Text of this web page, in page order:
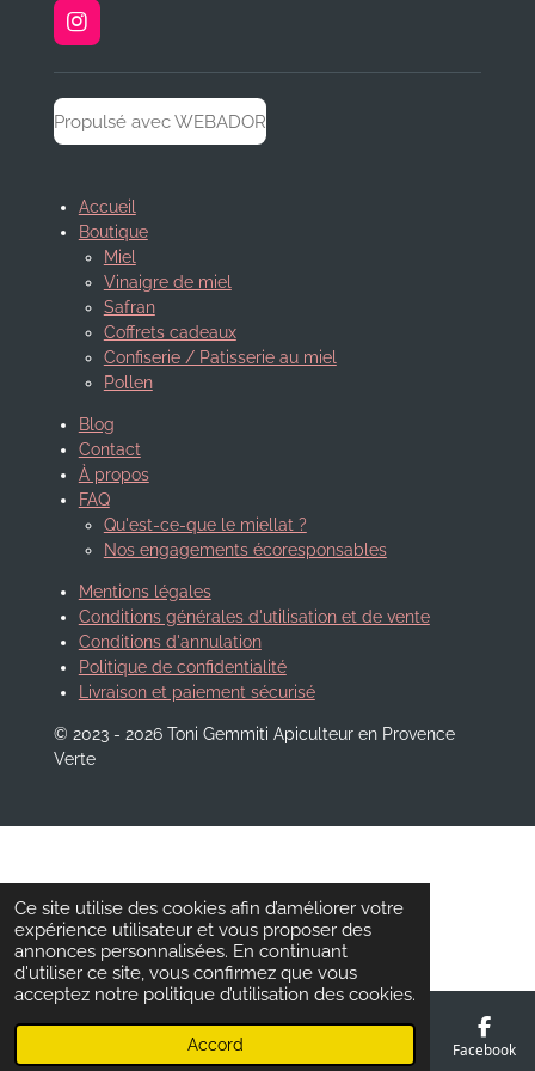
Ce site utilise des cookies afin d’améliorer votre
expérience utilisateur et vous proposer des
annonces personnalisées. En continuant
d'utiliser ce site, vous confirmez que vous
acceptez notre politique d’utilisation des cookies.
Accord
I
s
t
a
g
m
Propulsé avec WEBADOR
Accueil
Boutique
Miel
Vinaigre de miel
Safran
Coffrets cadeaux
Confiserie / Patisserie au miel
Pollen
Blog
Contact
À propos
FAQ
Qu'est-ce-que le miellat ?
Nos engagements écoresponsables
Mentions légales
Conditions générales d'utilisation et de vente
Conditions d'annulation
Politique de confidentialité
Livraison et paiement sécurisé
© 2023 - 2026 Toni Gemmiti Apiculteur en Provence
Verte
Téléphone Facebook